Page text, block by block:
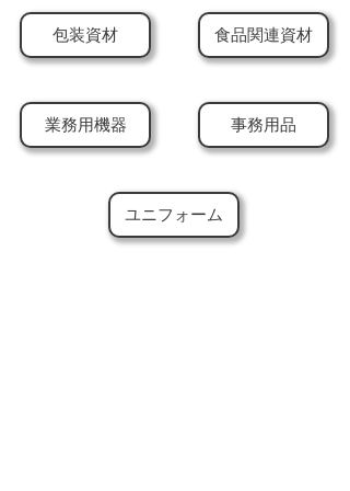
包装資材 食品関連資材
業務用機器 事務用品
ユニフォーム